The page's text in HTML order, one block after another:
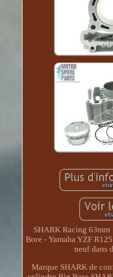
SHARK Racing
Bore - Yamaha YZF
neuf dans
Marque SHARK de